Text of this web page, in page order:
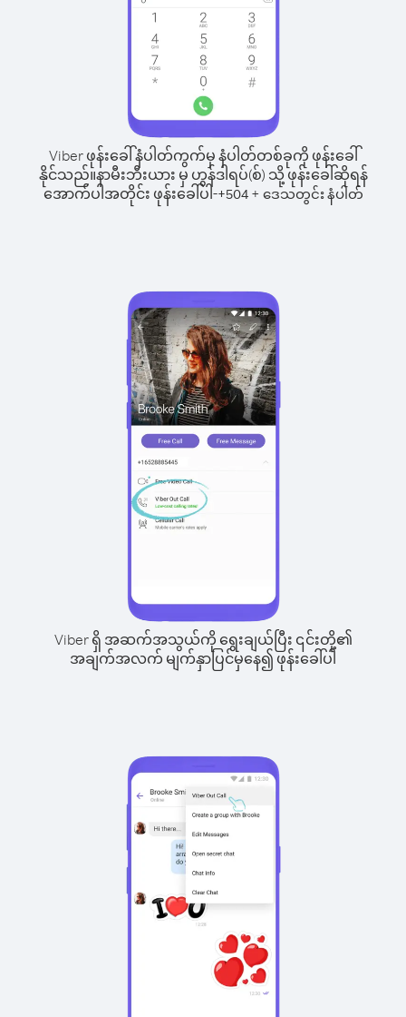
Viber ဖုန်းခေါ်နံပါတ်ကွက်မှ နံပါတ်တစ်ခုကို ဖုန်းခေါ်
နိုင်သည်။နာမီးဘီးယား မှ ဟွန်ဒါရပ်(စ်) သို့ ဖုန်းခေါ်ဆိုရန်
အောက်ပါအတိုင်း ဖုန်းခေါ်ပါ-+504+ ဒေသတွင်း နံပါတ်
Viber ရှိ အဆက်အသွယ်ကို ရွေးချယ်ပြီး ၎င်းတို့၏
အချက်အလက် မျက်နှာပြင်မှနေ၍ ဖုန်းခေါ်ပါ